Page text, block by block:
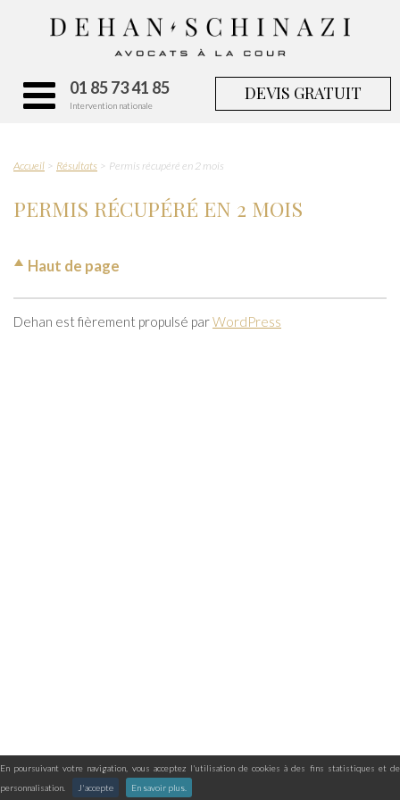
En poursuivant votre navigation, vous acceptez l'utilisation de cookies à des fins statistiques et de
personnalisation.
J'accepte En savoir plus.
01 85 73 41 85
Intervention nationale
DEVIS GRATUIT
Accueil Résultats Permis récupéré en 2 mois
PERMIS RÉCUPÉRÉ EN 2 MOIS
Haut de page
Dehan est fièrement propulsé parWordPress